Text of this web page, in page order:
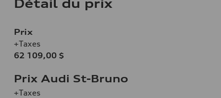
Détail du prix
Prix
+Taxes
62 109,00 $
Prix Audi St-Bruno
+Taxes